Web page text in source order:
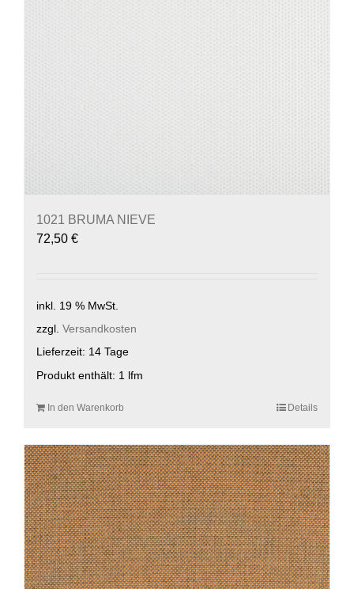
1021 BRUMA NIEVE
72,50 €
inkl. 19 % MwSt.
zzgl. Versandkosten
Lieferzeit: 14 Tage
Produkt enthält: 1 lfm
In den Warenkorb Details